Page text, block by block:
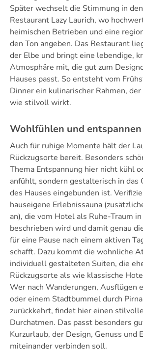
Später wechselt die Stimmung in
Restaurant Lazy Laurich, wo
heimischen Betrieben und eine
den Ton angeben. Das Restaurant
der Elbe und bringt eine lebendige,
Atmosphäre mit, die gut zum
Hauses passt. So entsteht vom
Dinner ein kulinarischer Rahmen,
wie stilvoll wirkt.
Wohlfühlen und entspannen
Auch für ruhige Momente hält der
Rückzugsorte bereit. Besonders
Thema Entspannung hier nicht kühl
anfühlt, sondern gestalterisch in das
des Hauses eingebunden ist.
hauseigene Erlebnissauna
an), die vom Hotel als Ruhe-Traum
beschrieben wird und damit genau
für eine Pause nach einem aktiven
schafft. Dazu kommt die wohnliche
individuell gestalteten Suiten, die
Rückzugsorte als wie klassische
Wer nach Wanderungen, Ausflügen
oder einem Stadtbummel durch
zurückkehrt, findet hier einen
Durchatmen. Das passt besonders
Kurzurlaub, der Design, Genuss und
miteinander verbinden soll.